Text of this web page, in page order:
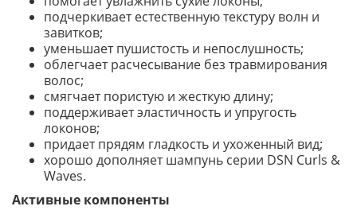
подчеркивает естественную текстуру волн и
завитков;
уменьшает пушистость и непослушность;
облегчает расчесывание без травмирования
волос;
смягчает пористую и жесткую длину;
поддерживает эластичность и упругость
локонов;
придает прядям гладкость и ухоженный вид;
хорошо дополняет шампунь серии DSN Curls &
Waves.
Активные компоненты